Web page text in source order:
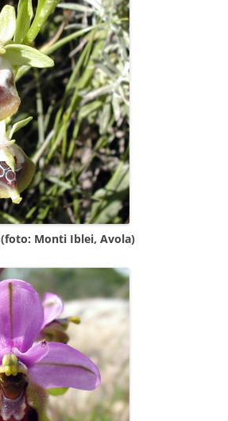
(foto: Monti Iblei, Avola)